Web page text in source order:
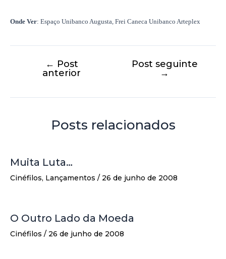
Onde Ver: Espaço Unibanco Augusta, Frei Caneca Unibanco Arteplex
← Post
anterior
Post seguinte
→
Posts relacionados
Muita Luta…
Cinéfilos, Lançamentos / 26 de junho de 2008
O Outro Lado da Moeda
Cinéfilos / 26 de junho de 2008